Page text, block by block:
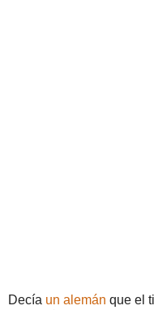
Decía un alemán que el